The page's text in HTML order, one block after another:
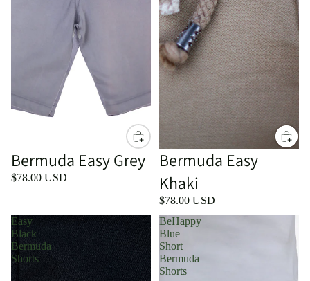
Bermuda Easy Grey
$78.00 USD
Bermuda Easy
Khaki
$78.00 USD
Easy
Black
Bermuda
Shorts
BeHappy
Blue
Short
Bermuda
Shorts